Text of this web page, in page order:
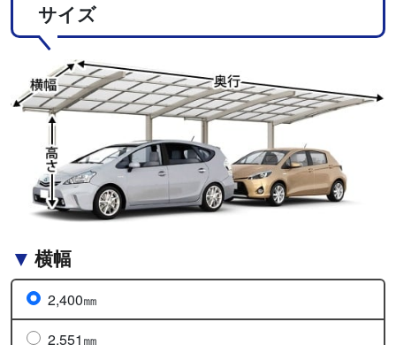
サイズ
横幅
2,400㎜
2,551㎜